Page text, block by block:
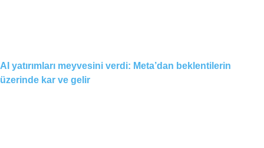
AI yatırımları meyvesini verdi: Meta’dan beklentilerin
üzerinde kar ve gelir